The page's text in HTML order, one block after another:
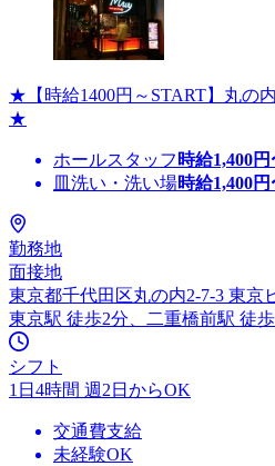
★【時給1400円～START】丸の
★
ホールスタッフ 時給1,400
皿洗い・洗い場時給1,400
勤務地
面接地
東京都千代田区丸の内2-7-3 東京
東京駅 徒歩2分、二重橋前駅 徒
シフト
1日4時間 週2日からOK
交通費支給
未経験OK